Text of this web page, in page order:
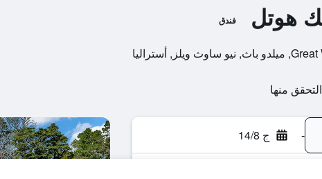
هوتل فندق
- ج 14/8